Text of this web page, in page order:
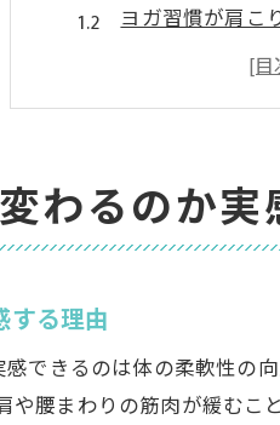
ヨガ習慣が肩こ
ヨガ継続で姿勢
ヨガで自律神経
3ヶ月毎日ヨガを続
ヨガ3ヶ月で見
ヨガで肌や血色
ヨガを3ヶ月続
わるのか実
する理由
できるのは体の柔軟性
腰まわりの筋肉が緩むこ